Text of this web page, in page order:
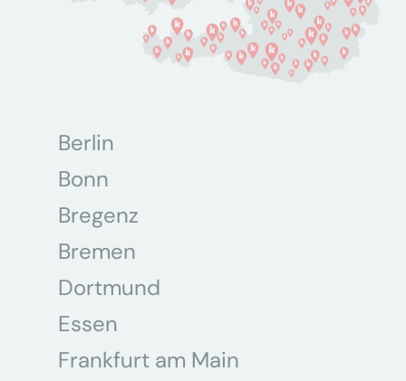
Berlin
Bonn
Bregenz
Bremen
Dortmund
Essen
Frankfurt am Main